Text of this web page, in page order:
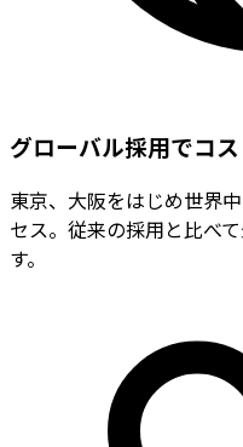
グローバル採用でコ
東京、大阪をはじめ世界
セス。従来の採用と比べ
す。